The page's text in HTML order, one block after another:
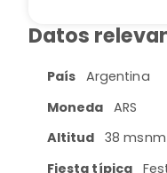
Datos
País Argentina
Moneda ARS
Altitud
38 msnm
Fiesta típica